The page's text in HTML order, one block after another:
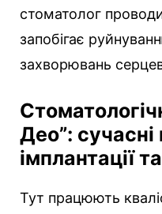
стоматолог
запобігає
захворювань
Део”:
імплантації
Тут працюють